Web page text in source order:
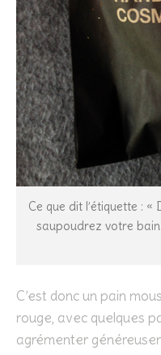
Ce que dit l’étiquette :
saupoudrez votre
C’est donc un pain
rouge, avec quelques
agrémenter